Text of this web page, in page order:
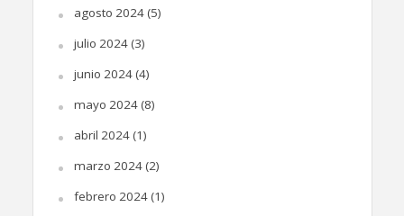
agosto 2024(5)
julio 2024(3)
junio 2024(4)
mayo 2024(8)
abril 2024(1)
marzo 2024(2)
febrero 2024(1)